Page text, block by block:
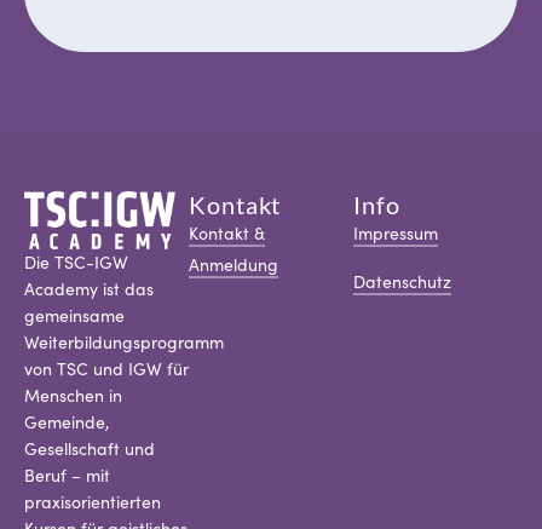
Die TSC-IGW
Academy ist das
gemeinsame
Weiterbildungsprogramm
von TSC und IGW für
Menschen in
Gemeinde,
Gesellschaft und
Beruf – mit
praxisorientierten
Kontakt
Kontakt &
Anmeldung
Info
Impressum
Datenschutz